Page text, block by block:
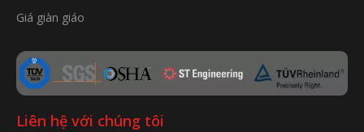
Giá giàn giáo
Liên hệ với chúng tôi